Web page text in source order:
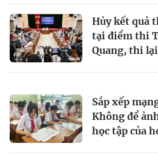
Hủy kết quả
tại điểm thi
Quang, thi
Sắp xếp
Không để
học tập của